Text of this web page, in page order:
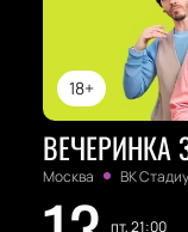
18+
ВЕЧЕРИНКА
Москва ВК
пт, 21:00